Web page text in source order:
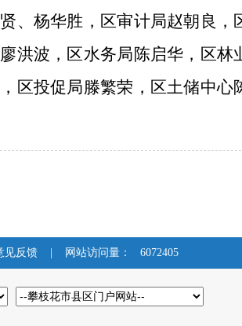
、杨华胜，区审计局赵朝良，
洪波，区水务局陈启华，区林
区投促局滕繁荣，区土储中心
见反馈 网站访问量： 6072405